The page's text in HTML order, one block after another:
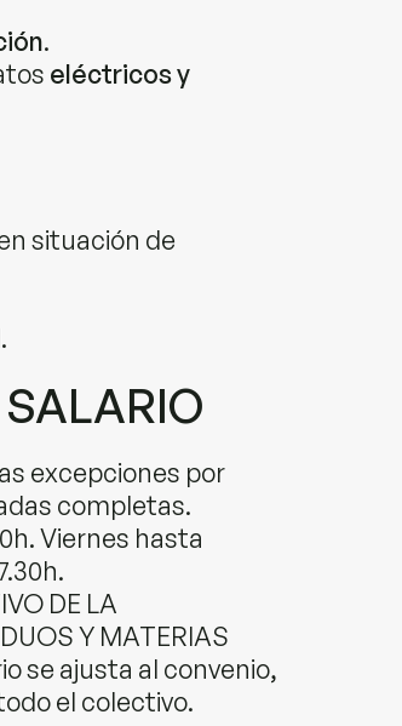
.
eléctricos y
situación de
excepciones por
completas.
Viernes hasta
DE LA
Y MATERIAS
se ajusta al convenio,
el colectivo.